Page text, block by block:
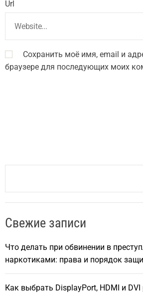
Url
Сохранить моё имя, email и
браузере для последующих моих
c
Свежие записи
Что делать при обвинении в
наркотиками: права и порядок
Как выбрать DisplayPort, HDMI и